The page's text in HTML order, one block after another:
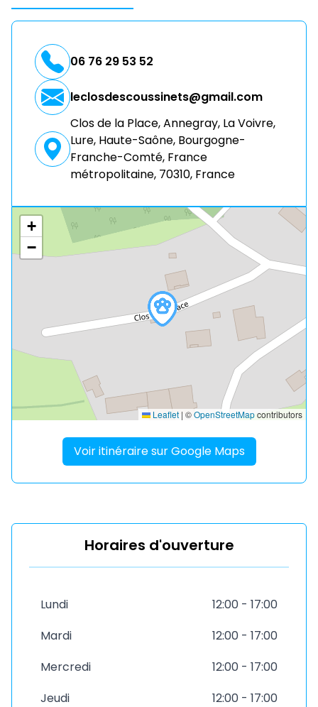
06 76 29 53 52
leclosdescoussinets@gmail.com
Clos de la Place, Annegray, La Voivre,
Lure, Haute-Saône, Bourgogne-
Franche-Comté, France
métropolitaine, 70310, France
+
−
Leaflet | ©OpenStreetMapcontributors
Voir itinéraire sur Google Maps
Horaires d'ouverture
Lundi
12:00 - 17:00
Mardi
12:00 - 17:00
Mercredi
12:00 - 17:00
Jeudi
12:00 - 17:00